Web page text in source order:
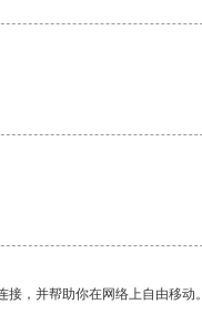
，并帮助你在网络上自由移动。